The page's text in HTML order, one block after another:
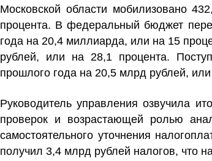
Московской области мобилизовано
процента. В федеральный бюджет
года на 20,4 миллиарда, или на 15
рублей, или на 28,1 процента.
прошлого года на 20,5 млрд рублей,
Руководитель управления озвучила
проверок и возрастающей ролью
самостоятельного уточнения
получил 3,4 млрд рублей налогов, что